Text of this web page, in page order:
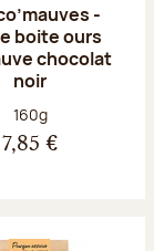
-
boite ours
chocolat
noir
Poids net :
160g
7,85 €